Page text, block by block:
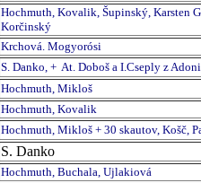
Hochmuth, Kovalik, Šupinský, Karsten
Korčinský
Krchová. Mogyorósi
S. Danko, + At. Doboš a I.Cseply z
Hochmuth, Mikloš
Hochmuth, Kovalik
Hochmuth, Mikloš + 30 skautov, Košč,
S. Danko
Hochmuth, Buchala, Ujlakiová